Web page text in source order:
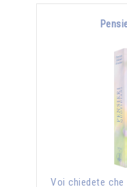
Voi chiedete